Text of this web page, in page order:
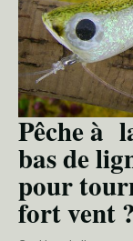
Pêche à
bas de
pour
fort vent ?